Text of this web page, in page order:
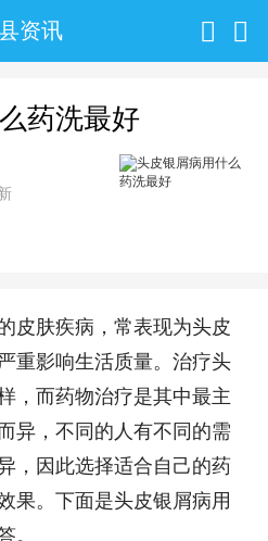
资讯
药洗最好
皮肤疾病，常表现为头皮
重影响生活质量。治疗头
，而药物治疗是其中最主
异，不同的人有不同的需
，因此选择适合自己的药
果。下面是头皮银屑病用
。